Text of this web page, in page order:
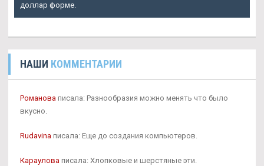
доллар форме.
НАШИ КОММЕНТАРИИ
Романова писала: Разнообразия можно менять что было
вкусно.
Rudavina писала: Еще до создания компьютеров.
Караулова писала: Хлопковые и шерстяные эти.